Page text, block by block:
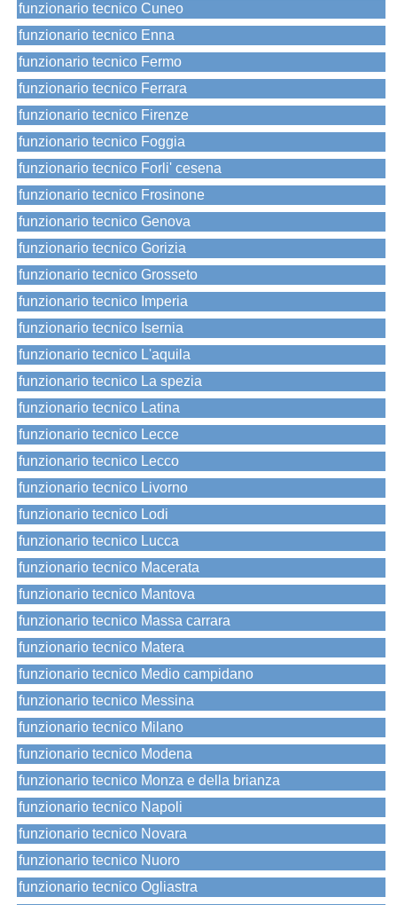
funzionario tecnico Cuneo
funzionario tecnico Enna
funzionario tecnico Fermo
funzionario tecnico Ferrara
funzionario tecnico Firenze
funzionario tecnico Foggia
funzionario tecnico Forli' cesena
funzionario tecnico Frosinone
funzionario tecnico Genova
funzionario tecnico Gorizia
funzionario tecnico Grosseto
funzionario tecnico Imperia
funzionario tecnico Isernia
funzionario tecnico L'aquila
funzionario tecnico La spezia
funzionario tecnico Latina
funzionario tecnico Lecce
funzionario tecnico Lecco
funzionario tecnico Livorno
funzionario tecnico Lodi
funzionario tecnico Lucca
funzionario tecnico Macerata
funzionario tecnico Mantova
funzionario tecnico Massa carrara
funzionario tecnico Matera
funzionario tecnico Medio campidano
funzionario tecnico Messina
funzionario tecnico Milano
funzionario tecnico Modena
funzionario tecnico Monza e della brianza
funzionario tecnico Napoli
funzionario tecnico Novara
funzionario tecnico Nuoro
funzionario tecnico Ogliastra